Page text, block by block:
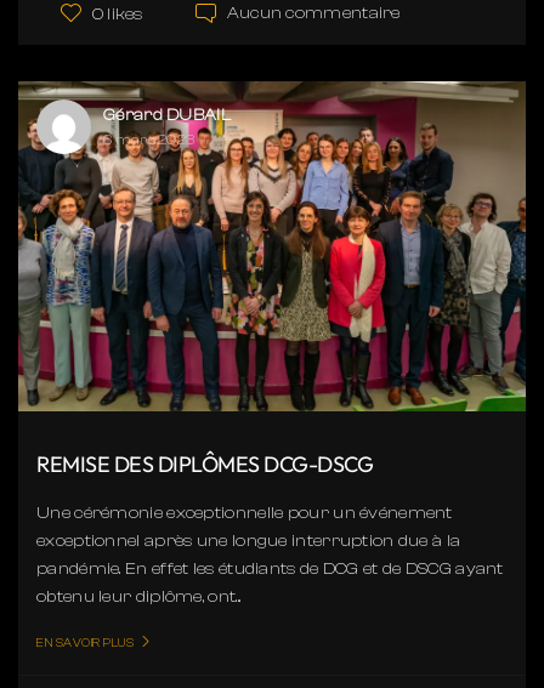
0 likes Aucun commentaire
Gérard DUBAIL
6 mars 2023
REMISE DES DIPLÔMES DCG-DSCG
Une cérémonie exceptionnelle pour un événement
exceptionnel après une longue interruption due à la
pandémie. En effet les étudiants de DCG et de DSCG ayant
obtenu leur diplôme, ont...
EN SAVOIR PLUS